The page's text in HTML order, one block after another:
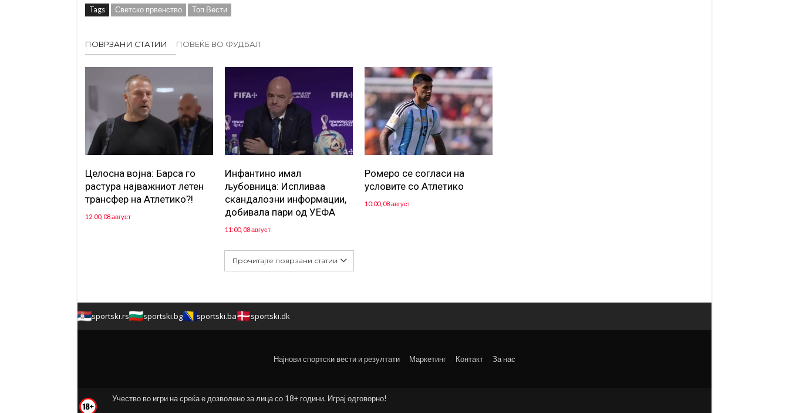
Tags Светско првенство Топ Вести
ПОВРЗАНИ СТАТИИ ПОВЕЌЕ ВО ФУДБАЛ
Целосна војна: Барса го
растура најважниот летен
трансфер на Атлетико?!
12:00, 08 август
Инфантино имал
љубовница: Испливаа
скандалозни информации,
добивала пари од УЕФА
11:00, 08 август
Ромеро се согласи на
условите со Атлетико
10:00, 08 август
Прочитајте поврзани статии
sportski.rs sportski.bg sportski.ba sportski.dk
Најнови спортски вести и резултати Маркетинг Контакт За нас
Учество во игри на среќа е дозволено за лица со 18+ години. Играј одговорно!